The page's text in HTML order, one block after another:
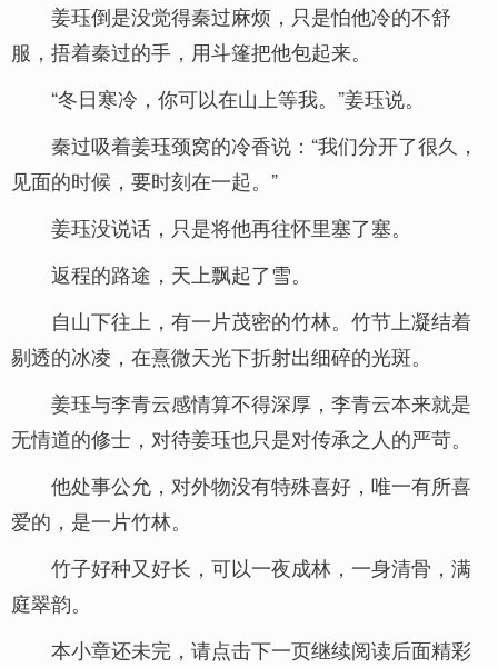
姜珏倒是没觉得秦过麻烦，只是怕他冷的不舒
服，捂着秦过的手，用斗篷把他包起来。
“冬日寒冷，你可以在山上等我。”姜珏说。
秦过吸着姜珏颈窝的冷香说：“我们分开了很久，
见面的时候，要时刻在一起。”
姜珏没说话，只是将他再往怀里塞了塞。
返程的路途，天上飘起了雪。
自山下往上，有一片茂密的竹林。竹节上凝结着
剔透的冰凌，在熹微天光下折射出细碎的光斑。
姜珏与李青云感情算不得深厚，李青云本来就是
无情道的修士，对待姜珏也只是对传承之人的严苛。
他处事公允，对外物没有特殊喜好，唯一有所喜
爱的，是一片竹林。
竹子好种又好长，可以一夜成林，一身清骨，满
庭翠韵。
本小章还未完，请点击下一页继续阅读后面精彩